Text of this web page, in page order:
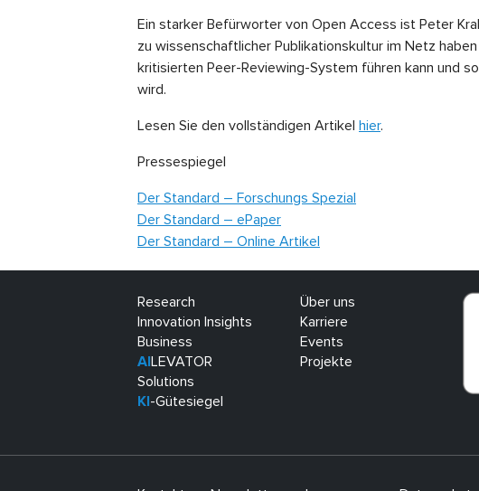
Ein starker Befürworter von Open Access ist Peter
zu wissenschaftlicher Publikationskultur im Netz
kritisierten Peer-Reviewing-System führen kann und
wird.
Lesen Sie den vollständigen Artikel hier.
Pressespiegel
Der Standard – Forschungs Spezial
Der Standard – ePaper
Der Standard – Online Artikel
Research
Innovation Insights
Business
AI LEVATOR
Solutions
KI -Gütesiegel
Über uns
Karriere
Events
Projekte